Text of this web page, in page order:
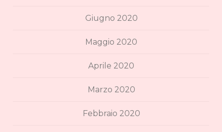
Giugno 2020
Maggio 2020
Aprile 2020
Marzo 2020
Febbraio 2020